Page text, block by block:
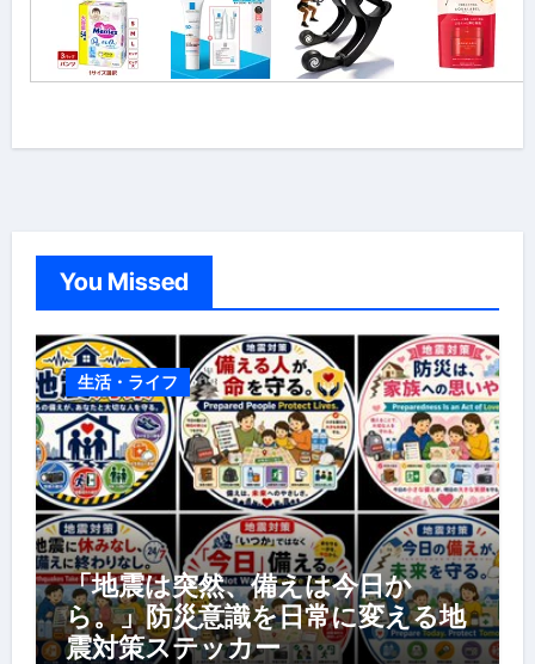
You Missed
生活・ライフ
「地震は突然、備えは今日か
ら。」防災意識を日常に変える地
震対策ステッカー